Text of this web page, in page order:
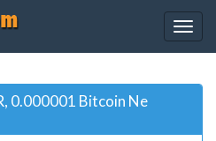
0.000001 Bitcoin Ne